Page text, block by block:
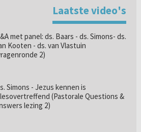
Laatste video's
met panel: ds. Baars - ds. Simons- ds.
Kooten - ds. van Vlastuin
2)
Simons - Jezus kennen is
(Pastorale Questions &
lezing 2)